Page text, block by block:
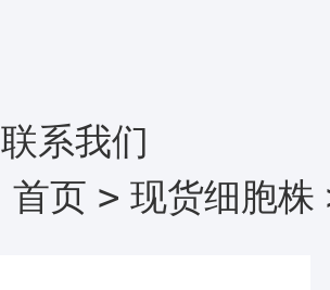
联系我们
首页 > 现货细胞株